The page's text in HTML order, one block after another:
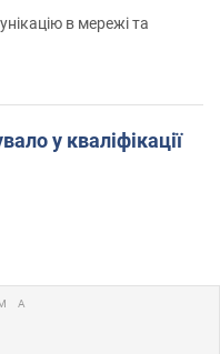
в мережі та
у кваліфікації